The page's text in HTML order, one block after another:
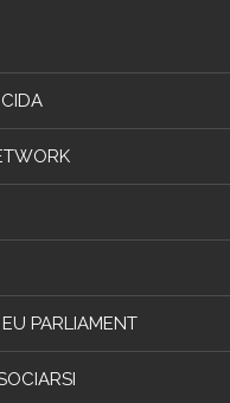
PARLIAMENT